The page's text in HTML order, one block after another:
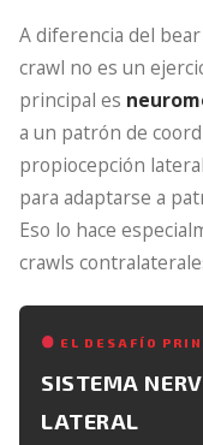
A diferencia del
crawl no es un
principal es
a un patrón de
propiocepción
para adaptarse a
Eso lo hace
crawls
EL DESAFÍO
SISTEMA
LATERAL